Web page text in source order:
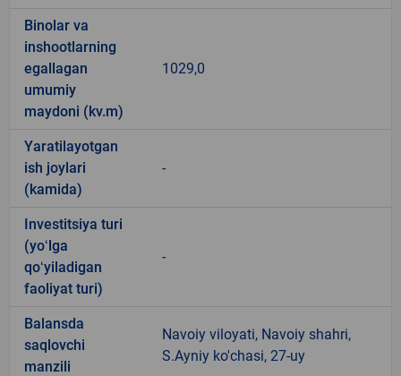
Binolar va
inshootlarning
egallagan
umumiy
maydoni (kv.m)
1029,0
Yaratilayotgan
ish joylari
(kamida)
-
Investitsiya turi
(yoʻlga
qoʻyiladigan
faoliyat turi)
-
Balansda
saqlovchi
manzili
Navoiy viloyati, Navoiy shahri,
S.Ayniy ko'chasi, 27-uy